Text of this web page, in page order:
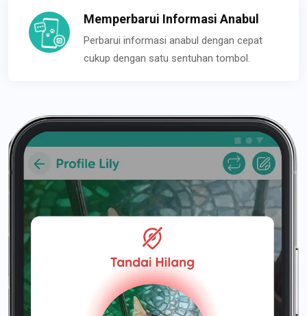
Memperbarui Informasi Anabul
Perbarui informasi anabul dengan cepat
cukup dengan satu sentuhan tombol.